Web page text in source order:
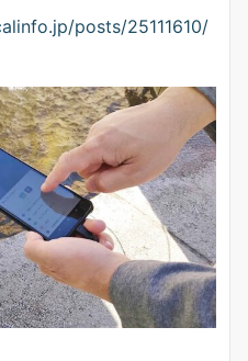
posts/25111610/